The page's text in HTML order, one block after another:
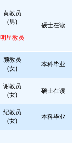
黄教员
(男)
明星教员
硕士在读
颜教员
(女)
本科毕业
谢教员
(女)
硕士在读
纪教员
(女)
本科毕业